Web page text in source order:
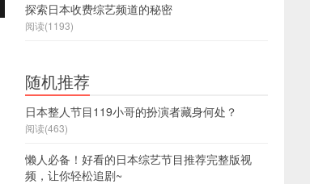
探索日本收费综艺频道的秘密
阅读(1193)
随机推荐
日本整人节目119小哥的扮演者藏身何处？
阅读(463)
懒人必备！好看的日本综艺节目推荐完整版视
频，让你轻松追剧~